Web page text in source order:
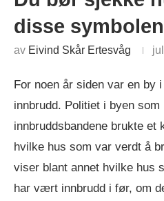
disse
av Eivind Skår Ertesvåg
For noen år siden var en by
innbrudd. Politiet i byen
innbruddsbandene brukte et
hvilke hus som var verdt å
viser blant annet hvilke hus
har vært innbrudd i før, om